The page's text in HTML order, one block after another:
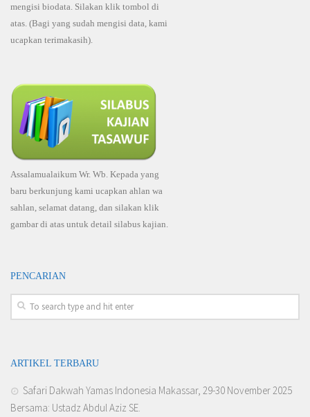
mengisi biodata. Silakan klik tombol di
atas. (Bagi yang sudah mengisi data, kami
ucapkan terimakasih).
Assalamualaikum Wr. Wb. Kepada yang
baru berkunjung kami ucapkan ahlan wa
sahlan, selamat datang, dan silakan klik
gambar di atas untuk detail silabus kajian.
PENCARIAN
ARTIKEL TERBARU
Safari Dakwah Yamas Indonesia Makassar, 29-30 November 2025
Bersama: Ustadz Abdul Aziz SE.